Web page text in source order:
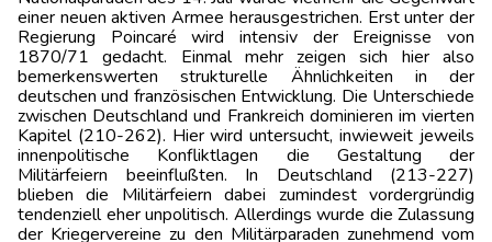
einer neuen aktiven Armee herausgestrichen. Erst unter der
Regierung Poincaré wird intensiv der Ereignisse von
1870/71 gedacht. Einmal mehr zeigen sich hier also
bemerkenswerten strukturelle Ähnlichkeiten in der
deutschen und französischen Entwicklung. Die Unterschiede
zwischen Deutschland und Frankreich dominieren im vierten
Kapitel (210-262). Hier wird untersucht, inwieweit jeweils
innenpolitische Konfliktlagen die Gestaltung der
Militärfeiern beeinflußten. In Deutschland (213-227)
blieben die Militärfeiern dabei zumindest vordergründig
tendenziell eher unpolitisch. Allerdings wurde die Zulassung
der Kriegervereine zu den Militärparaden zunehmend vom